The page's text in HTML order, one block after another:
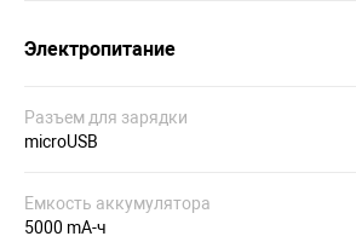
Электропитание
Разъем для зарядки
microUSB
Емкость аккумулятора
5000 mA-ч